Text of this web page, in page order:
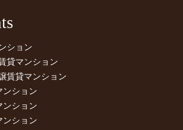
ション
貸マンション
賃貸マンション
ンション
ンション
ンション